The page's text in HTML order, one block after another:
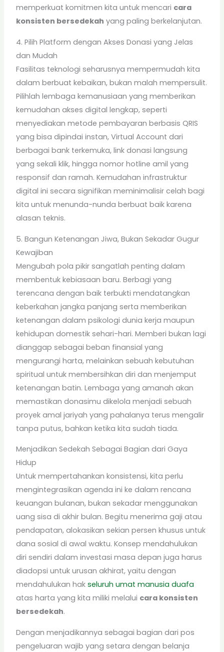
memperkuat komitmen kita untuk mencari cara
konsisten bersedekah yang paling berkelanjutan.
4. Pilih Platform dengan Akses Donasi yang Jelas
dan Mudah
Fasilitas teknologi seharusnya mempermudah kita
dalam berbuat kebaikan, bukan malah mempersulit.
Pilihlah lembaga kemanusiaan yang memberikan
kemudahan akses digital lengkap, seperti
menyediakan metode pembayaran berbasis QRIS
yang bisa dipindai instan, Virtual Account dari
berbagai bank terkemuka, link donasi langsung
yang sekali klik, hingga nomor hotline amil yang
responsif dan ramah. Kemudahan infrastruktur
digital ini secara signifikan meminimalisir celah bagi
kita untuk menunda-nunda berbuat baik karena
alasan teknis.
5. Bangun Ketenangan Jiwa, Bukan Sekadar Gugur
Kewajiban
Mengubah pola pikir sangatlah penting dalam
membentuk kebiasaan baru. Berbagi yang
terencana dengan baik terbukti mendatangkan
keberkahan jangka panjang serta memberikan
ketenangan dalam psikologi dunia kerja maupun
kehidupan domestik sehari-hari. Memberi bukan lagi
dianggap sebagai beban finansial yang
mengurangi harta, melainkan sebuah kebutuhan
spiritual untuk membersihkan diri dan menjemput
ketenangan batin. Lembaga yang amanah akan
memastikan donasimu dikelola menjadi sebuah
proyek amal jariyah yang pahalanya terus mengalir
tanpa putus, bahkan ketika kita sudah tiada.
Menjadikan Sedekah Sebagai Bagian dari Gaya
Hidup
Untuk mempertahankan konsistensi, kita perlu
mengintegrasikan agenda ini ke dalam rencana
keuangan bulanan, bukan sekadar menggunakan
uang sisa di akhir bulan. Begitu menerima gaji atau
pendapatan, alokasikan sekian persen khusus untuk
dana sosial di awal waktu. Konsep mendahulukan
diri sendiri dalam investasi masa depan juga harus
diadopsi untuk urusan akhirat, yaitu dengan
mendahulukan hakseluruh umat manusia duafa
atas harta yang kita miliki melalui cara konsisten
bersedekah.
Dengan menjadikannya sebagai bagian dari pos
pengeluaran wajib yang setara dengan belanja